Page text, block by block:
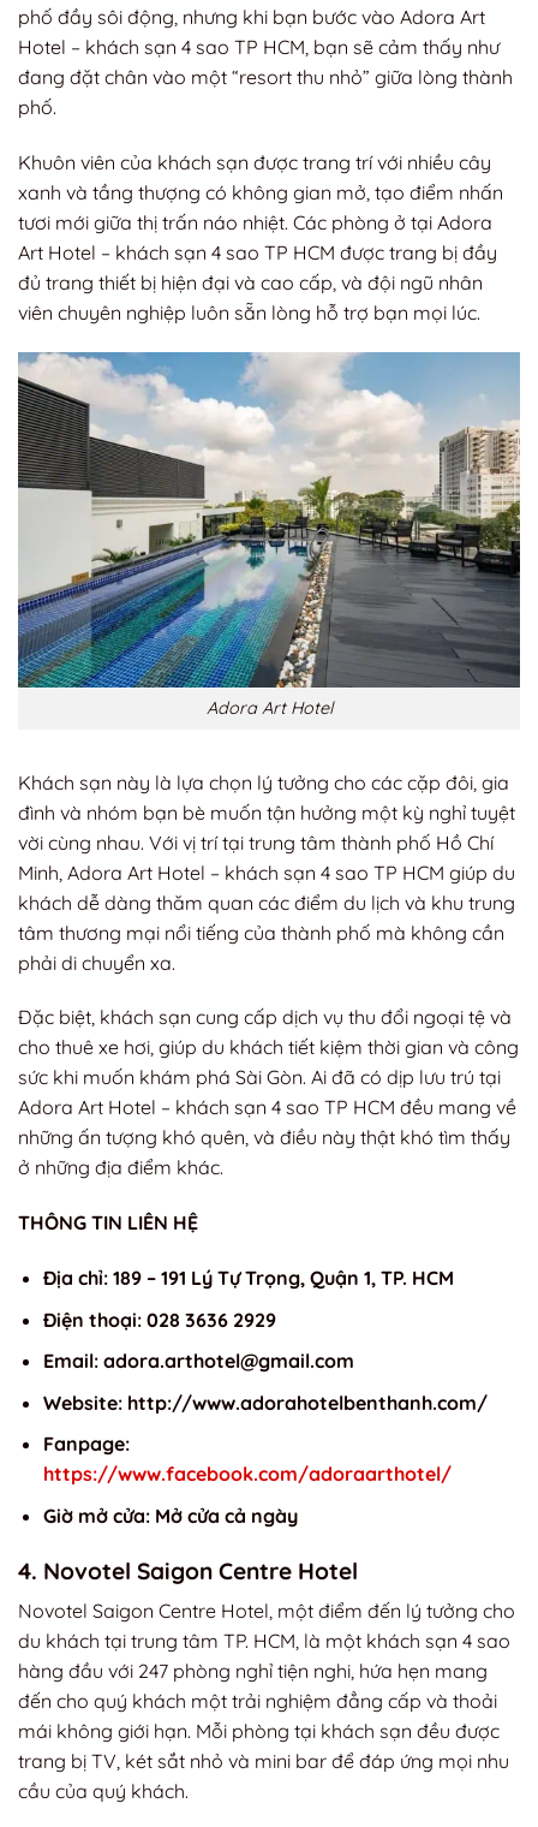
phố đầy sôi động, nhưng khi bạn bước vào Adora Art
Hotel – khách sạn 4 sao TP HCM, bạn sẽ cảm thấy như
đang đặt chân vào một “resort thu nhỏ” giữa lòng thành
phố.
Khuôn viên của khách sạn được trang trí với nhiều cây
xanh và tầng thượng có không gian mở, tạo điểm nhấn
tươi mới giữa thị trấn náo nhiệt. Các phòng ở tại Adora
Art Hotel – khách sạn 4 sao TP HCM được trang bị đầy
đủ trang thiết bị hiện đại và cao cấp, và đội ngũ nhân
viên chuyên nghiệp luôn sẵn lòng hỗ trợ bạn mọi lúc.
Adora Art Hotel
Khách sạn này là lựa chọn lý tưởng cho các cặp đôi, gia
đình và nhóm bạn bè muốn tận hưởng một kỳ nghỉ tuyệt
vời cùng nhau. Với vị trí tại trung tâm thành phố Hồ Chí
Minh, Adora Art Hotel – khách sạn 4 sao TP HCM giúp du
khách dễ dàng thăm quan các điểm du lịch và khu trung
tâm thương mại nổi tiếng của thành phố mà không cần
phải di chuyển xa.
Đặc biệt, khách sạn cung cấp dịch vụ thu đổi ngoại tệ và
cho thuê xe hơi, giúp du khách tiết kiệm thời gian và công
sức khi muốn khám phá Sài Gòn. Ai đã có dịp lưu trú tại
Adora Art Hotel – khách sạn 4 sao TP HCM đều mang về
những ấn tượng khó quên, và điều này thật khó tìm thấy
ở những địa điểm khác.
THÔNG TIN LIÊN HỆ
Địa chỉ: 189 – 191 Lý Tự Trọng, Quận 1, TP. HCM
Điện thoại: 028 3636 2929
Email: adora.arthotel@gmail.com
Website: http://www.adorahotelbenthanh.com/
Fanpage:
https://www.facebook.com/adoraarthotel/
Giờ mở cửa: Mở cửa cả ngày
4. Novotel Saigon Centre Hotel
Novotel Saigon Centre Hotel, một điểm đến lý tưởng cho
du khách tại trung tâm TP. HCM, là một khách sạn 4 sao
hàng đầu với 247 phòng nghỉ tiện nghi, hứa hẹn mang
đến cho quý khách một trải nghiệm đẳng cấp và thoải
mái không giới hạn. Mỗi phòng tại khách sạn đều được
trang bị TV, két sắt nhỏ và mini bar để đáp ứng mọi nhu
cầu của quý khách.